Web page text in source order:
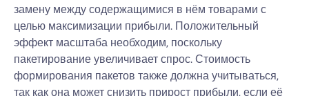
замену между содержащимися в нём товарами с
целью максимизации прибыли. Положительный
эффект масштаба необходим, поскольку
пакетирование увеличивает спрос. Стоимость
формирования пакетов также должна учитываться,
так как она может снизить прирост прибыли, если её